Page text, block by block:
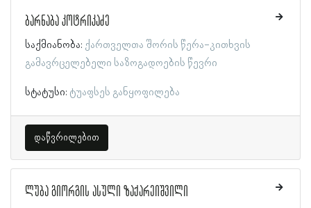
ბარნაბა კოტრიკაძე
საქმიანობა: ქართველთა შორის წერა-კითხვის
გამავრცელებელი საზოგადოების წევრი
სტატუსი: ტუაფსეს განყოფილება
დაწვრილებით
ლუბა გიორგის ასული ზაქარეიშვილი